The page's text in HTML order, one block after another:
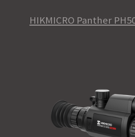
HIKMICRO Panther